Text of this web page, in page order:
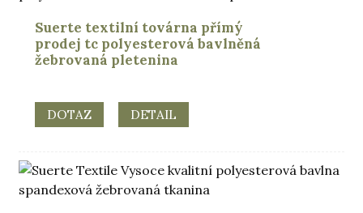
Suerte textilní továrna přímý
prodej tc polyesterová bavlněná
žebrovaná pletenina
DOTAZ DETAIL